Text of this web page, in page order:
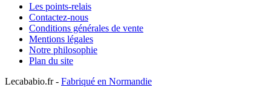
Les points-relais
Contactez-nous
Conditions générales de vente
Mentions légales
Notre philosophie
Plan du site
Lecababio.fr - Fabriqué en Normandie